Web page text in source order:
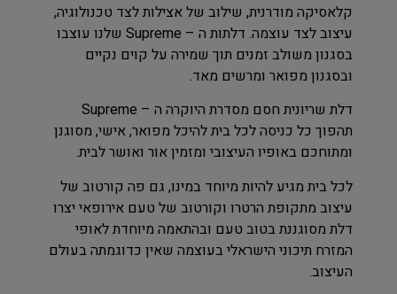
קלאסיקה מודרנית, שילוב של אצילות לצד טכנולוגיה,
עיצוב לצד עוצמה. דלתות ה – Supreme שלנו עוצבו
בסגנון משולב זמנים תוך שמירה על קוים נקיים
ובסגנון מפואר ומרשים מאד.
דלת שריונית חסם מסדרת היוקרה ה – Supreme
תהפוך כל כניסה לכל בית להיכל מפואר, אישי, מסוגנן
ומתוחכם באופיו העיצובי ומזמין אור ואושר לבית.
לכל בית מגיע להיות מיוחד במינו, גם פה קורטוב של
עיצוב מתקופת הרטרו וקורטוב של טעם אירופאי יצרו
דלת מסוגננת בטוב טעם ובהתאמה מיוחדת לאופי
המזרח תיכוני הישראלי בעוצמה שאין כדוגמתה בעולם
העיצוב.